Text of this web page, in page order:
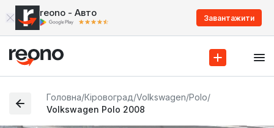
reono - Авто Завантажити
Головна/Кіровоград/Volkswagen/Polo/
Volkswagen Polo 2008